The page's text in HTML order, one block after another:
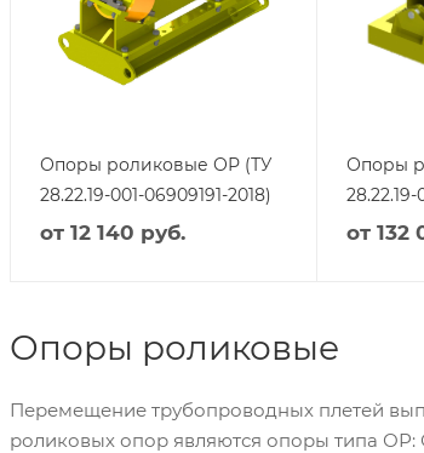
Опоры роликовые ОР (ТУ
28.22.19-001-06909191-2018)
от 12 140 руб.
Опоры
28.22.19-
от 132
Опоры роликовые
Перемещение трубопроводных плетей
роликовых опор являются опоры типа